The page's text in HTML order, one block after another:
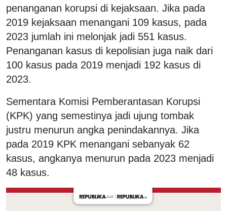
penanganan korupsi di kejaksaan. Jika pada
2019 kejaksaan menangani 109 kasus, pada
2023 jumlah ini melonjak jadi 551 kasus.
Penanganan kasus di kepolisian juga naik dari
100 kasus pada 2019 menjadi 192 kasus di
2023.
Sementara Komisi Pemberantasan Korupsi
(KPK) yang semestinya jadi ujung tombak
justru menurun angka penindakannya. Jika
pada 2019 KPK menangani sebanyak 62
kasus, angkanya menurun pada 2023 menjadi
48 kasus.